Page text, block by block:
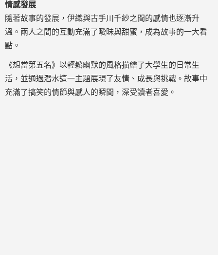
情感發展
隨著故事的發展，伊織與古手川千紗之間的感情也逐漸升
溫。兩人之間的互動充滿了曖昧與甜蜜，成為故事的一大看
點。
《想當第五名》以輕鬆幽默的風格描繪了大學生的日常生
活，並通過潛水這一主題展現了友情、成長與挑戰。故事中
充滿了搞笑的情節與感人的瞬間，深受讀者喜愛。